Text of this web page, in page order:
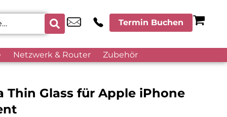
Termin Buchen
Netzwerk & Router Zubehör
Thin Glass für Apple iPhone